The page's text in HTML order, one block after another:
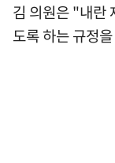
김 의원은 "내란
도록 하는 규정